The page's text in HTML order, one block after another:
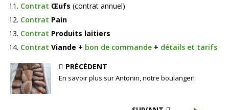
Contrat Œufs (contrat annuel)
Contrat Pain
Contrat Produits laitiers
Contrat Viande + bon de commande + détails et tarifs
PRÉCÉDENT
En savoir plus sur Antonin, notre boulanger!